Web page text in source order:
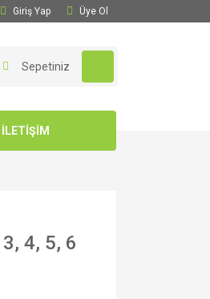
Giriş Yap Üye Ol
Sepetiniz
İLETİŞİM
4, 5, 6